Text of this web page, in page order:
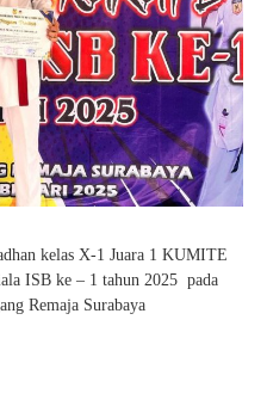
kelas X-1 Juara 1 KUMITE
ISB ke – 1 tahun 2025 pada
Remaja Surabaya